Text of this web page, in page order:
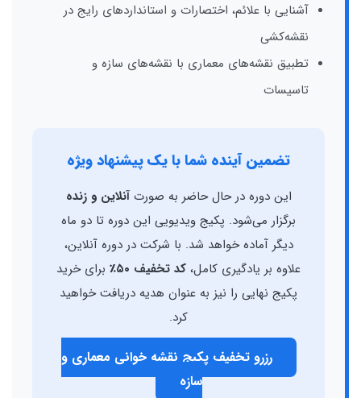
آشنایی با علائم، اختصارات و استانداردهای رایج در
نقشه‌کشی
تطبیق نقشه‌های معماری با نقشه‌های سازه و
تاسیسات
تضمین آینده شما با یک پیشنهاد ویژه
این دوره در حال حاضر به صورتآنلاین و زنده
برگزار می‌شود. پکیج ویدیویی این دوره تا دو ماه
دیگر آماده خواهد شد. با شرکت در دوره آنلاین،
علاوه بر یادگیری کامل، کد تخفیف ۵۰٪
برای خرید
پکیج نهایی را نیز به عنوان هدیه دریافت خواهید
کرد.
رزرو تخفیف پکیج نقشه خوانی معماری و
سازه